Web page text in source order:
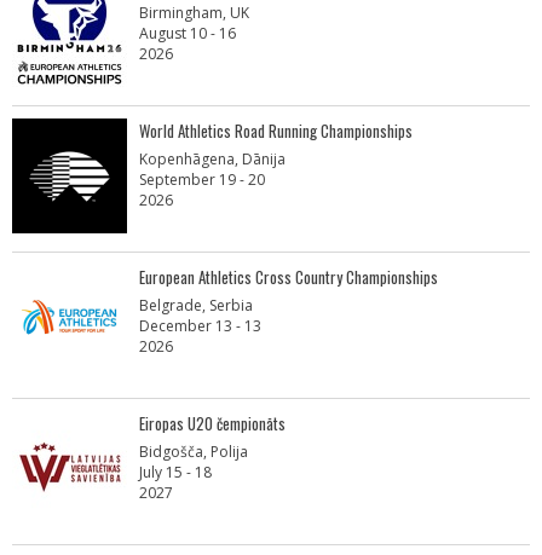
Birmingham, UK
August 10 - 16
2026
World Athletics Road Running Championships
Kopenhāgena, Dānija
September 19 - 20
2026
European Athletics Cross Country Championships
Belgrade, Serbia
December 13 - 13
2026
Eiropas U20 čempionāts
Bidgošča, Polija
July 15 - 18
2027